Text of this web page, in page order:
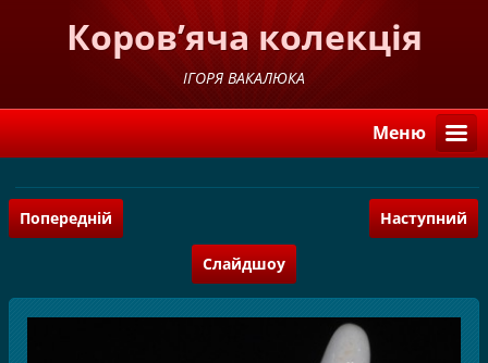
Коров’яча колекція
ІГОРЯ ВАКАЛЮКА
Меню
Попередній Наступний
Слайдшоу